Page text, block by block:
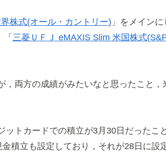
株式(オール・カントリー) 」をメインに
三菱ＵＦＪ eMAXIS Slim 米国株式
，両方の成績がみたいなと思ったこと，
トカードでの積立が3月30日だったこ
積立も設定しており，それが28日に設